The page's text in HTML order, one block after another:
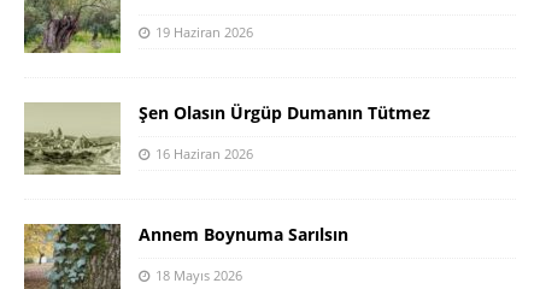
19 Haziran 2026
Şen Olasın Ürgüp Dumanın Tütmez
16 Haziran 2026
Annem Boynuma Sarılsın
18 Mayıs 2026